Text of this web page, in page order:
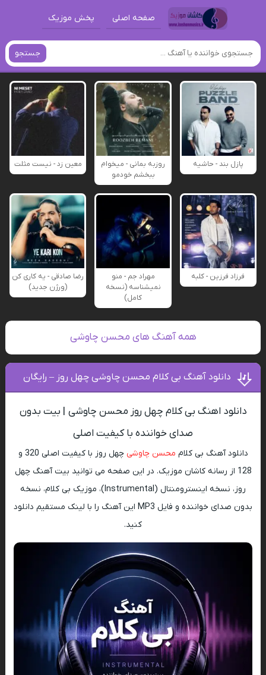
صفحه اصلی پخش موزیک
جستجو
پازل بند - حاشیه
روزبه بمانی - میخوام
ببخشم خودمو
معین زد - نیست مثلت
فرزاد فرزین - کلبه
مهراد جم - منو
نمیشناسه (نسخه
کامل)
رضا صادقی - یه کاری کن
(ورژن جدید)
همه آهنگ های محسن چاوشی
دانلود آهنگ بی کلام محسن چاوشی چهل روز – رایگان
دانلود اهنگ بی کلام چهل روز محسن چاوشی | بیت بدون
صدای خواننده با کیفیت اصلی
دانلود آهنگ بی کلام محسن چاوشی
چهل روز با کیفیت اصلی 320 و
128 از رسانه کاشان موزیک. در این صفحه می توانید بیت آهنگ چهل
روز، نسخه اینسترومنتال (Instrumental)، موزیک بی کلام، نسخه
بدون صدای خواننده و فایل MP3 این آهنگ را با لینک مستقیم دانلود
کنید.